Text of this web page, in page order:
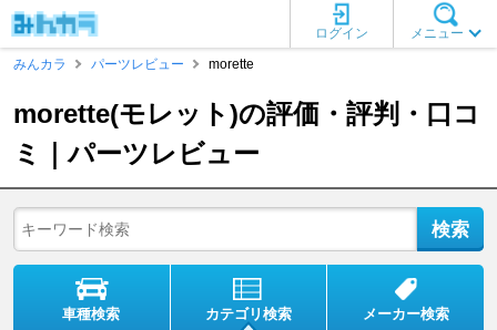
メニュー
ログイン
みんカラ
パーツレビュー morette
morette(モレット)の評価・評判・口コ
ミ｜パーツレビュー
車種検索 カテゴリ検索 メーカー検索